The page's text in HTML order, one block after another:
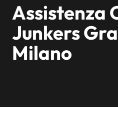
Assistenza
Junkers
Milano